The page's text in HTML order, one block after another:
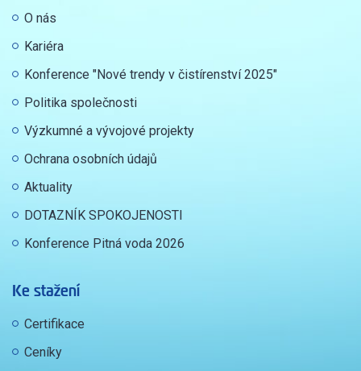
O nás
Kariéra
Konference "Nové trendy v čistírenství 2025"
Politika společnosti
Výzkumné a vývojové projekty
Ochrana osobních údajů
Aktuality
DOTAZNÍK SPOKOJENOSTI
Konference Pitná voda 2026
Ke stažení
Certifikace
Ceníky